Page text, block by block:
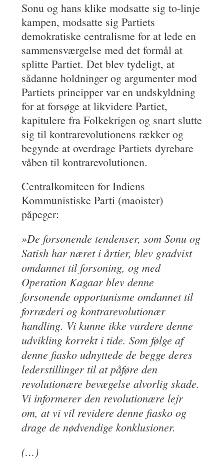
Sonu og hans klike modsatte sig to-linje
kampen, modsatte sig Partiets
demokratiske centralisme for at lede en
sammensværgelse med det formål at
splitte Partiet. Det blev tydeligt, at
sådanne holdninger og argumenter mod
Partiets principper var en undskyldning
for at forsøge at likvidere Partiet,
kapitulere fra Folkekrigen og snart slutte
sig til kontrarevolutionens rækker og
begynde at overdrage Partiets dyrebare
våben til kontrarevolutionen.
Centralkomiteen for Indiens
Kommunistiske Parti (maoister)
påpeger:
»De forsonende tendenser, som Sonu og
Satish har næret i årtier, blev gradvist
omdannet til forsoning, og med
Operation Kagaar blev denne
forsonende opportunisme omdannet til
forræderi og kontrarevolutionær
handling. Vi kunne ikke vurdere denne
udvikling korrekt i tide. Som følge af
denne fiasko udnyttede de begge deres
lederstillinger til at påføre den
revolutionære bevægelse alvorlig skade.
Vi informerer den revolutionære lejr
om, at vi vil revidere denne fiasko og
drage de nødvendige konklusioner.
(…)